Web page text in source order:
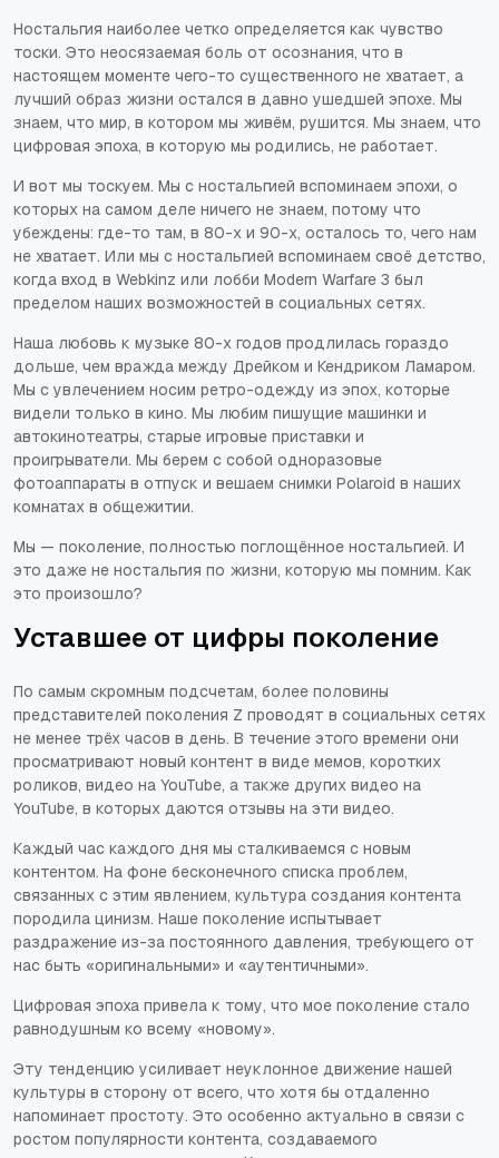
Ностальгия наиболее четко определяется как чувство
тоски. Это неосязаемая боль от осознания, что в
настоящем моменте чего-то существенного не хватает, а
лучший образ жизни остался в давно ушедшей эпохе. Мы
знаем, что мир, в котором мы живём, рушится. Мы знаем, что
цифровая эпоха, в которую мы родились, не работает.
И вот мы тоскуем. Мы с ностальгией вспоминаем эпохи, о
которых на самом деле ничего не знаем, потому что
убеждены: где-то там, в 80-х и 90-х, осталось то, чего нам
не хватает. Или мы с ностальгией вспоминаем своё детство,
когда вход в Webkinz или лобби Modern Warfare 3 был
пределом наших возможностей в социальных сетях.
Наша любовь к музыке 80-х годов продлилась гораздо
дольше, чем вражда между Дрейком и Кендриком Ламаром.
Мы с увлечением носим ретро-одежду из эпох, которые
видели только в кино. Мы любим пишущие машинки и
автокинотеатры, старые игровые приставки и
проигрыватели. Мы берем с собой одноразовые
фотоаппараты в отпуск и вешаем снимки Polaroid в наших
комнатах в общежитии.
Мы — поколение, полностью поглощённое ностальгией. И
это даже не ностальгия по жизни, которую мы помним. Как
это произошло?
Уставшее от цифры поколение
По самым скромным подсчетам, более половины
представителей поколения Z проводят в социальных сетях
не менее трёх часов в день. В течение этого времени они
просматривают новый контент в виде мемов, коротких
роликов, видео на YouTube, а также других видео на
YouTube, в которых даются отзывы на эти видео.
Каждый час каждого дня мы сталкиваемся с новым
контентом. На фоне бесконечного списка проблем,
связанных с этим явлением, культура создания контента
породила цинизм. Наше поколение испытывает
раздражение из-за постоянного давления, требующего от
нас быть «оригинальными» и «аутентичными».
Цифровая эпоха привела к тому, что мое поколение стало
равнодушным ко всему «новому».
Эту тенденцию усиливает неуклонное движение нашей
культуры в сторону от всего, что хотя бы отдаленно
напоминает простоту. Это особенно актуально в связи с
ростом популярности контента, создаваемого